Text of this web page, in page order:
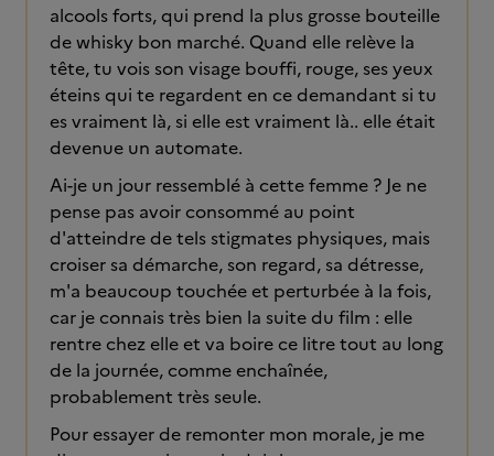
alcools forts, qui prend la plus grosse bouteille
de whisky bon marché. Quand elle relève la
tête, tu vois son visage bouffi, rouge, ses yeux
éteins qui te regardent en ce demandant si tu
es vraiment là, si elle est vraiment là.. elle était
devenue un automate.
Ai-je un jour ressemblé à cette femme ? Je ne
pense pas avoir consommé au point
d'atteindre de tels stigmates physiques, mais
croiser sa démarche, son regard, sa détresse,
m'a beaucoup touchée et perturbée à la fois,
car je connais très bien la suite du film : elle
rentre chez elle et va boire ce litre tout au long
de la journée, comme enchaînée,
probablement très seule.
Pour essayer de remonter mon morale, je me